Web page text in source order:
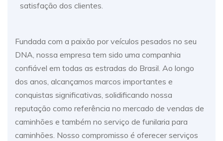
satisfação dos clientes.
Fundada com a paixão por veículos pesados no seu
DNA, nossa empresa tem sido uma companhia
confiável em todas as estradas do Brasil. Ao longo
dos anos, alcançamos marcos importantes e
conquistas significativas, solidificando nossa
reputação como referência no mercado de vendas de
caminhões e também no serviço de funilaria para
caminhões. Nosso compromisso é oferecer serviços